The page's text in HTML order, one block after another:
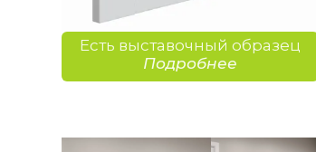
Есть выставочный образец
Подробнее